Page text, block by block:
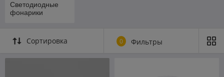
Светодиодные
фонарики
Сортировка 0 Фильтры